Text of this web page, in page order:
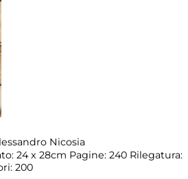
Nicosia
24 x 28cm Pagine: 240 Rilegatura:
200